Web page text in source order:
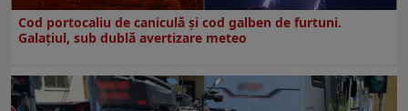
Cod portocaliu de caniculă și cod galben de furtuni.
Galațiul, sub dublă avertizare meteo